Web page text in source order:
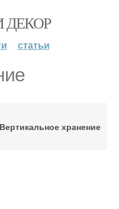
ДЕКОР
статьи
Вертикальное хранение